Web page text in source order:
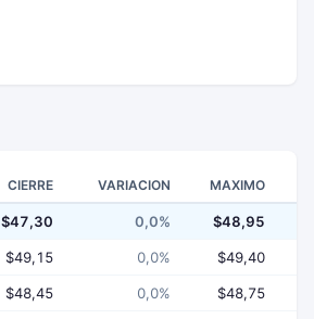
CIERRE VARIACION MAXIMO
$47,30 0,0% $48,95
$49,15 0,0% $49,40
$48,45 0,0% $48,75